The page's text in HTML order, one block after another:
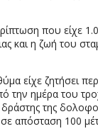
που είχε
και η ζωή του
είχε ζητήσει
την ημέρα του
της
απόσταση 100